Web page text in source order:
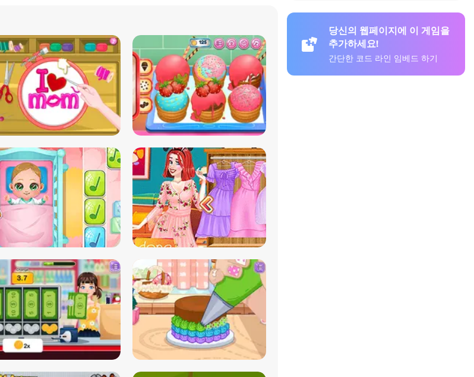
당신의 웹페이지에 이 게임을
추가하세요!
간단한 코드 라인 임베드 하기